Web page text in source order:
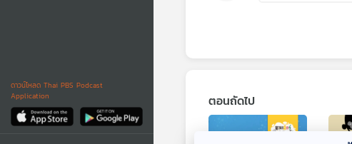
ดาวน์โหลด Thai PBS Podcast
Application
ตอนถัดไป